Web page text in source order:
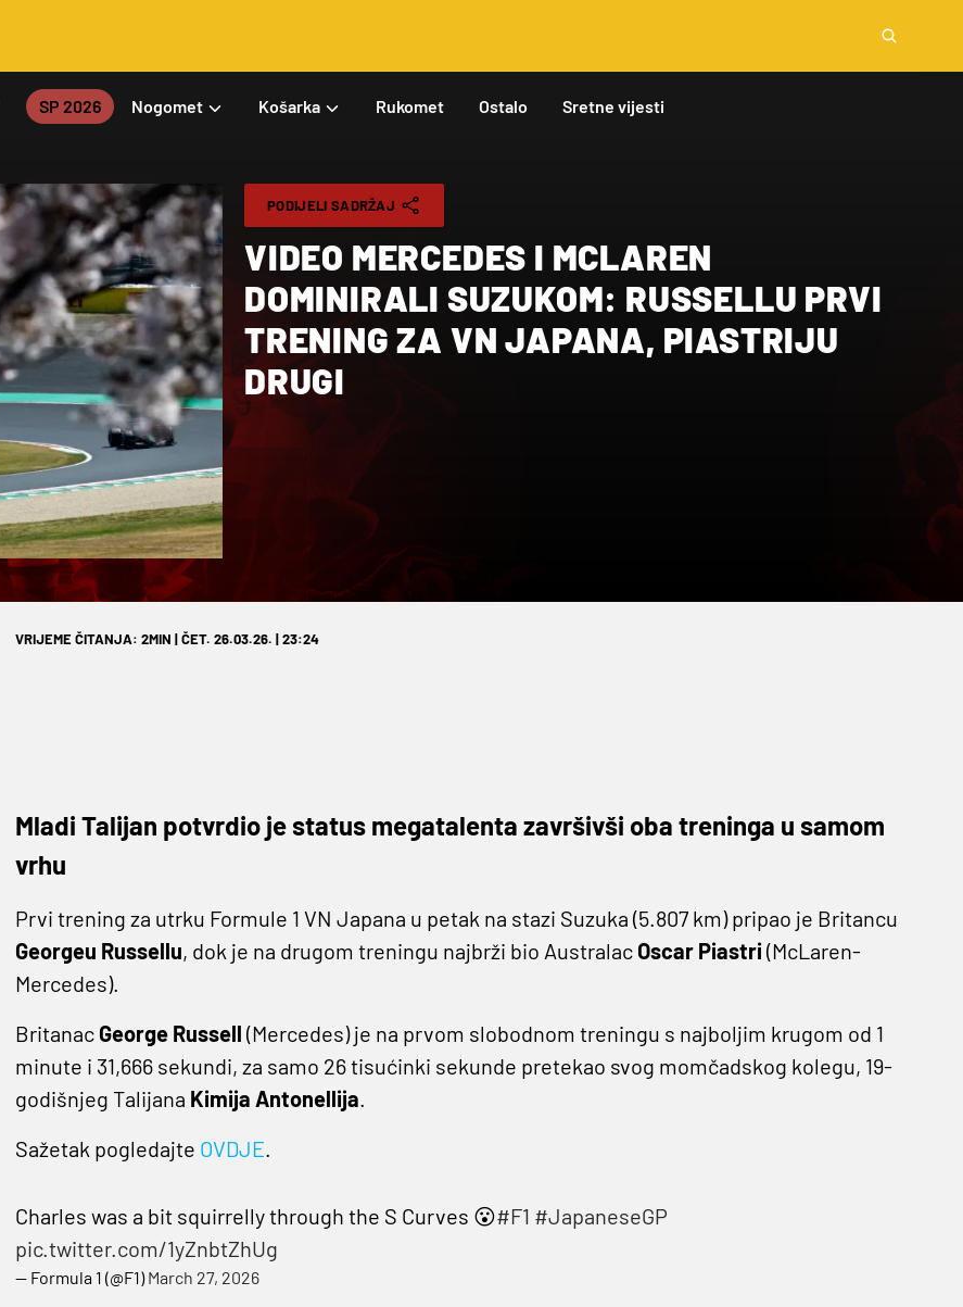
SP 2026 Nogomet Košarka Rukomet Ostalo Sretne vijesti
PODIJELI SADRŽAJ
VIDEO MERCEDES I MCLAREN
DOMINIRALI SUZUKOM: RUSSELLU PRVI
TRENING ZA VN JAPANA, PIASTRIJU
DRUGI
VRIJEME ČITANJA: 2MIN | ČET. 26.03.26. | 23:24
Mladi Talijan potvrdio je status megatalenta završivši oba treninga u samom
vrhu
Prvi trening za utrku Formule 1 VN Japana u petak na stazi Suzuka (5.807 km) pripao je Britancu
Georgeu Russellu, dok je na drugom treningu najbrži bio Australac Oscar Piastri (McLaren-
Mercedes).
Britanac George Russell (Mercedes) je na prvom slobodnom treningu s najboljim krugom od 1
minute i 31,666 sekundi, za samo 26 tisućinki sekunde pretekao svog momčadskog kolegu, 19-
godišnjeg Talijana Kimija Antonellija.
Sažetak pogledajte OVDJE.
Charles was a bit squirrelly through the S Curves 😮#F1 #JapaneseGP
pic.twitter.com/1yZnbtZhUg
— Formula 1 (@F1)March 27, 2026